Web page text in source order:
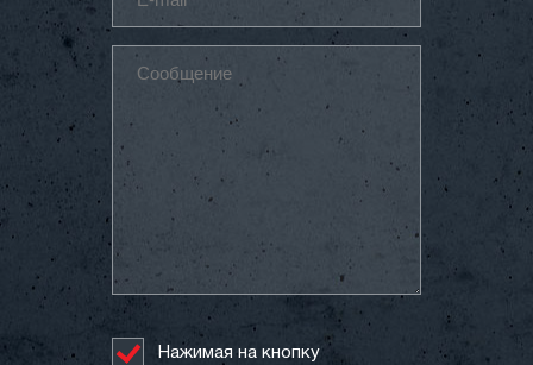
Нажимая на кнопку